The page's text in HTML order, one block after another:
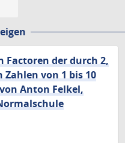
Factoren der durch 2,
von 1 bis 10
Anton Felkel,